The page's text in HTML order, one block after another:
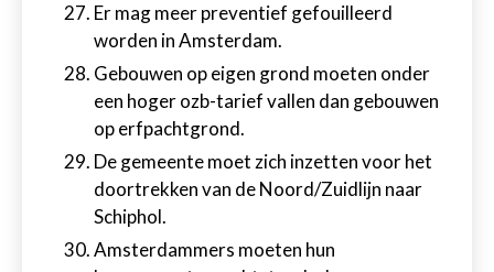
Er mag meer preventief gefouilleerd
worden in Amsterdam.
Gebouwen op eigen grond moeten onder
een hoger ozb-tarief vallen dan gebouwen
op erfpachtgrond.
De gemeente moet zich inzetten voor het
doortrekken van de Noord/Zuidlijn naar
Schiphol.
Amsterdammers moeten hun